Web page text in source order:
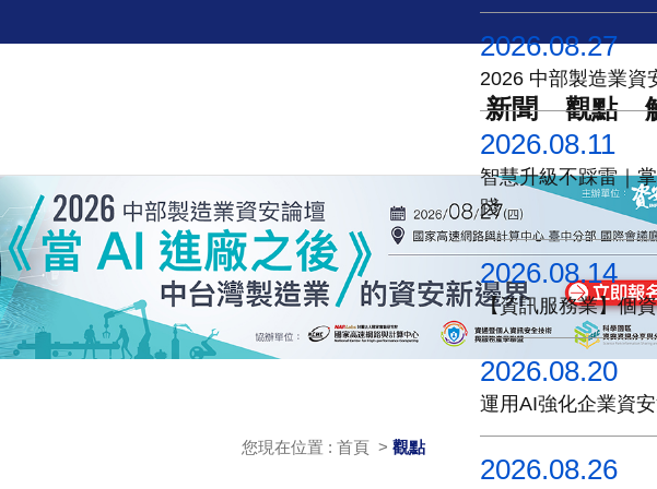
新聞 觀點
您現在位置 : 首頁 > 觀點
2026.08.27
2026 中部製造業資
2026.08.11
智慧升級不踩雷｜
踐
2026.08.14
【資訊服務業】個
2026.08.20
運用AI強化企業資
2026.08.26